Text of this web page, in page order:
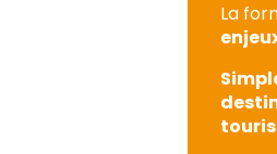
La